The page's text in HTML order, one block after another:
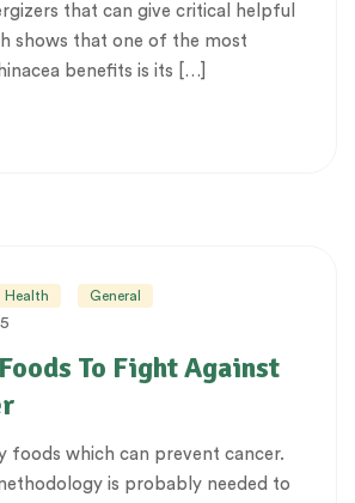
that can give critical helpful
shows that one of the most
benefits is its […]
Health General
To Fight Against
foods which can prevent cancer.
is probably needed to